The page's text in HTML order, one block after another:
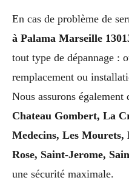
En cas de problème de
à Palama Marseille
tout type de dépannage :
remplacement ou
Nous assurons
Chateau Gombert, La
Medecins, Les Mourets,
Rose, Saint-Jerome,
une sécurité maximale.